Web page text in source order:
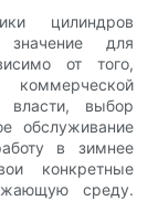
цилиндров
значение для
от того,
власти, выбор
обслуживание
в зимнее
конкретные
среду.